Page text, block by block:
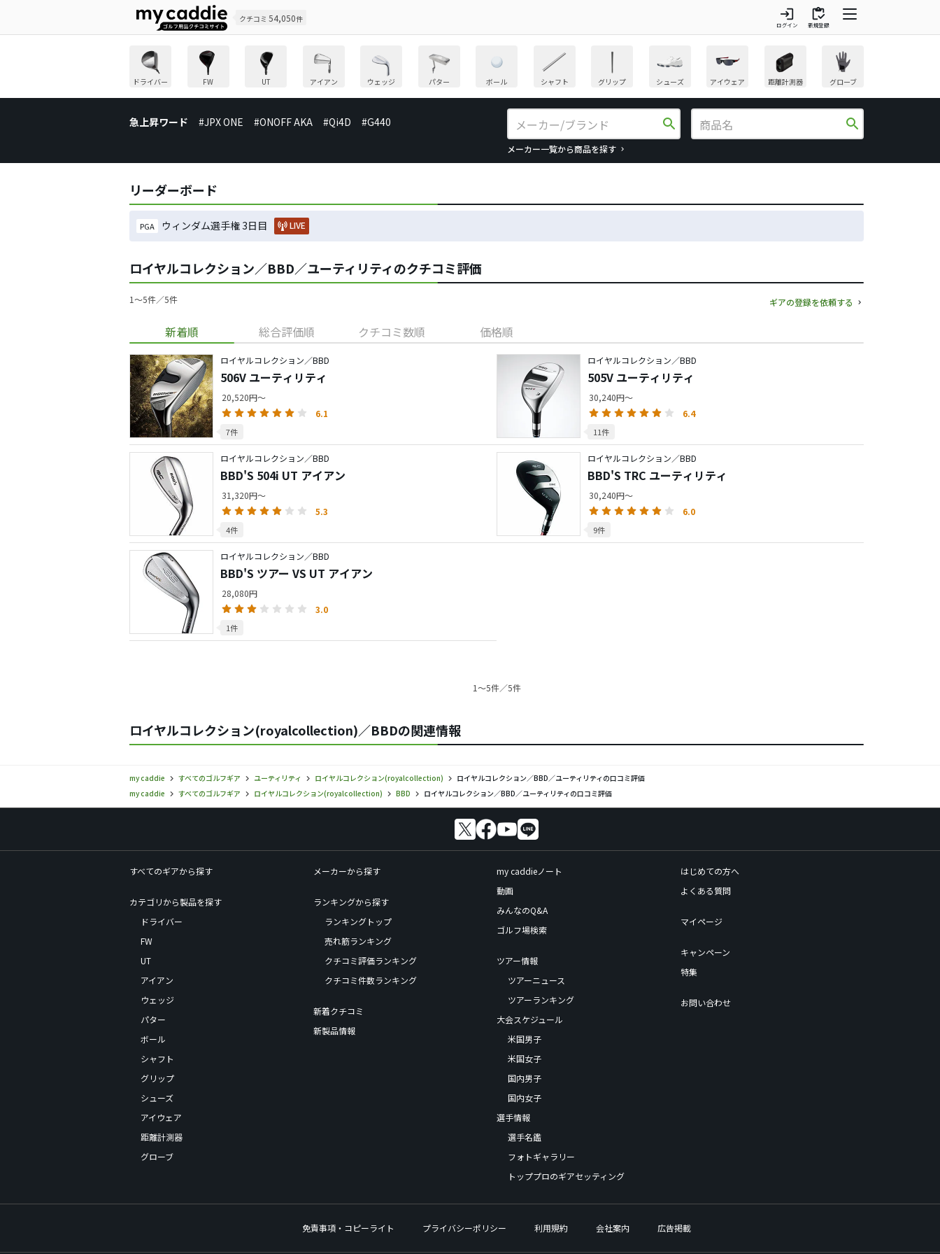
クチコミ 54,050件 login
ログイン
inventory
新規登録
ドライバー FW UT アイアン ウェッジ パター ボール シャフト グリップ シューズ アイウェア 距離計測器 グローブ
急上昇ワード #JPX ONE #ONOFF AKA #Qi4D #G440 search
メーカー一覧から商品を探す
search
リーダーボード
PGA ウィンダム選手権 3日目 LIVE
ロイヤルコレクション／BBD／ユーティリティのクチコミ評価
1〜5件／5件 ギアの登録を依頼する
新着順 総合評価順 クチコミ数順 価格順
ロイヤルコレクション／BBD
506V ユーティリティ
20,520円～
6.1
7件
ロイヤルコレクション／BBD
505V ユーティリティ
30,240円～
6.4
11件
ロイヤルコレクション／BBD
BBD'S 504i UT アイアン
31,320円～
5.3
4件
ロイヤルコレクション／BBD
BBD'S TRC ユーティリティ
30,240円～
6.0
9件
ロイヤルコレクション／BBD
BBD'S ツアー VS UT アイアン
28,080円
3.0
1件
1〜5件／5件
ロイヤルコレクション(royalcollection)／BBDの関連情報
my caddie すべてのゴルフギア ユーティリティ ロイヤルコレクション(royalcollection)
ロイヤルコレクション／BBD／ユーティリティの口コミ評価
my caddie
すべてのゴルフギア ロイヤルコレクション(royalcollection) BBD ロイヤルコレクション／BBD／ユーティリティの口コミ評価
すべてのギアから探す
カテゴリから製品を探す
ドライバー
FW
UT
アイアン
ウェッジ
パター
ボール
シャフト
グリップ
シューズ
アイウェア
距離計測器
グローブ
メーカーから探す
ランキングから探す
ランキングトップ
売れ筋ランキング
クチコミ評価ランキング
クチコミ件数ランキング
新着クチコミ
新製品情報
my caddieノート
動画
みんなのQ&A
ゴルフ場検索
ツアー情報
ツアーニュース
ツアーランキング
大会スケジュール
米国男子
米国女子
国内男子
国内女子
選手情報
選手名鑑
フォトギャラリー
トッププロのギアセッティング
はじめての方へ
よくある質問
マイページ
キャンペーン
特集
お問い合わせ
免責事項・コピーライト プライバシーポリシー 利用規約 会社案内 広告掲載